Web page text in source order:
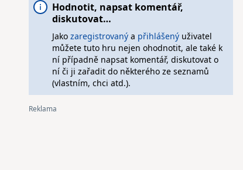
Hodnotit, napsat komentář,
diskutovat…
Jako zaregistrovanýa přihlášenýuživatel
můžete tuto hru nejen ohodnotit, ale také k
ní případně napsat komentář, diskutovat o
ní či ji zařadit do některého ze seznamů
(vlastním, chci atd.).